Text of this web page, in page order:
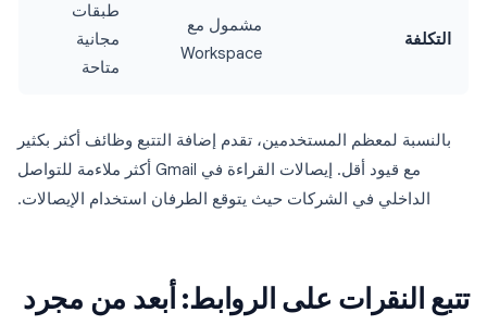
التكلفة
مشمول مع
Workspace
طبقات
مجانية
متاحة
بالنسبة لمعظم المستخدمين، تقدم إضافة التتبع وظائف أكثر بكثير
مع قيود أقل. إيصالات القراءة في Gmail أكثر ملاءمة للتواصل
الداخلي في الشركات حيث يتوقع الطرفان استخدام الإيصالات.
تتبع النقرات على الروابط: أبعد من مجرد